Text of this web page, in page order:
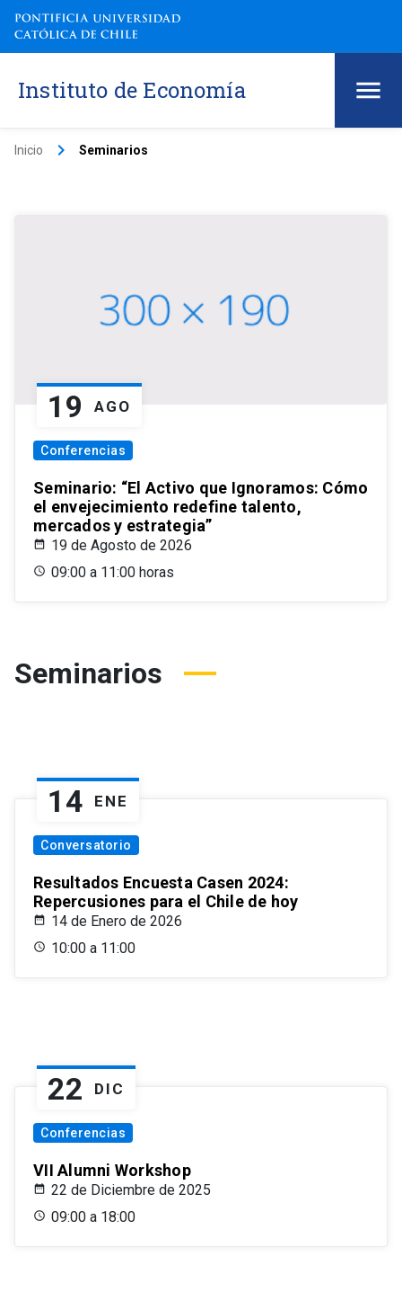
Instituto de Economía
Inicio keyboard_arrow_right Seminarios
19 AGO
Conferencias
Seminario: “El Activo que Ignoramos: Cómo
el envejecimiento redefine talento,
mercados y estrategia”
19 de Agosto de 2026
09:00 a 11:00 horas
Seminarios
14 ENE
Conversatorio
Resultados Encuesta Casen 2024:
Repercusiones para el Chile de hoy
14 de Enero de 2026
10:00 a 11:00
22 DIC
Conferencias
VII Alumni Workshop
22 de Diciembre de 2025
09:00 a 18:00